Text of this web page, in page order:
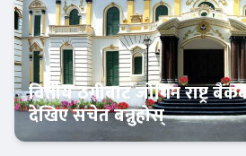
वित्तीय ठगीबाट जोगिन राष्ट्र
देखिए सचेत बन्नुहोस्